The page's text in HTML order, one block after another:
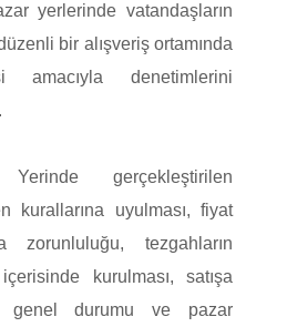
yerlerinde vatandaşların
bir alışveriş ortamında
amacıyla denetimlerini
gerçekleştirilen
kurallarına uyulması, fiyat
zorunluluğu, tezgahların
kurulması, satışa
genel durumu ve pazar